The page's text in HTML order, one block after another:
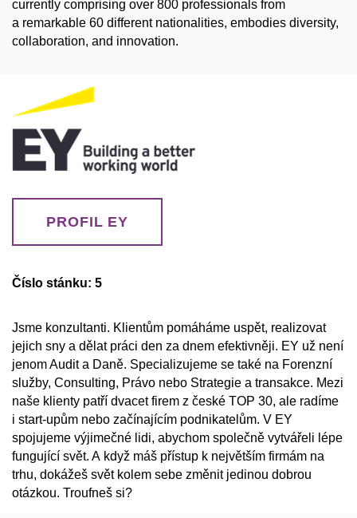
currently comprising over 800 professionals from
a remarkable 60 different nationalities, embodies diversity,
collaboration, and innovation.
PROFIL EY
Číslo stánku: 5
Jsme konzultanti. Klientům pomáháme uspět, realizovat
jejich sny a dělat práci den za dnem efektivněji. EY už není
jenom Audit a Daně. Specializujeme se také na Forenzní
služby, Consulting, Právo nebo Strategie a transakce. Mezi
naše klienty patří dvacet firem z české TOP 30, ale radíme
i start-upům nebo začínajícím podnikatelům. V EY
spojujeme výjimečné lidi, abychom společně vytvářeli lépe
fungující svět. A když máš přístup k největším firmám na
trhu, dokážeš svět kolem sebe změnit jedinou dobrou
otázkou. Troufneš si?